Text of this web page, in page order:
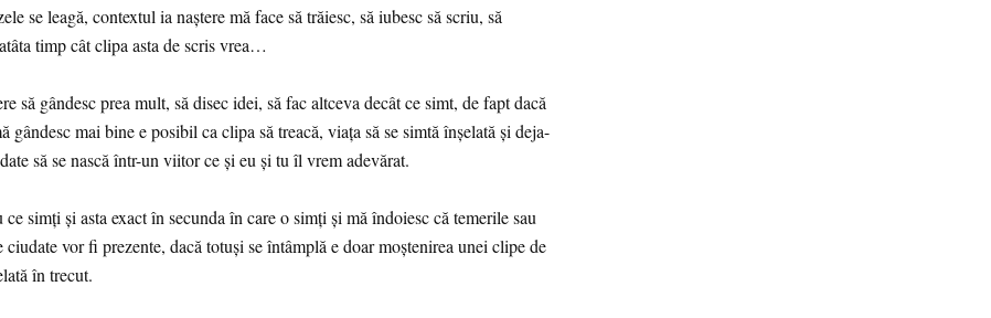
se leagă, contextul ia naștere mă face să trăiesc, să iubesc să scriu, să
timp cât clipa asta de scris vrea…
să gândesc prea mult, să disec idei, să fac altceva decât ce simt, de fapt dacă
gândesc mai bine e posibil ca clipa să treacă, viața să se simtă înșelată și deja-
să se nască într-un viitor ce și eu și tu îl vrem adevărat.
ce simți și asta exact în secunda în care o simți și mă îndoiesc că temerile sau
ciudate vor fi prezente, dacă totuși se întâmplă e doar moștenirea unei clipe de
în trecut.